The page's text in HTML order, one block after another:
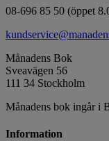
08-696 85 50 (öppet
Månadens Bok
Sveavägen 56
111 34 Stockholm
Månadens bok ingår i
Information